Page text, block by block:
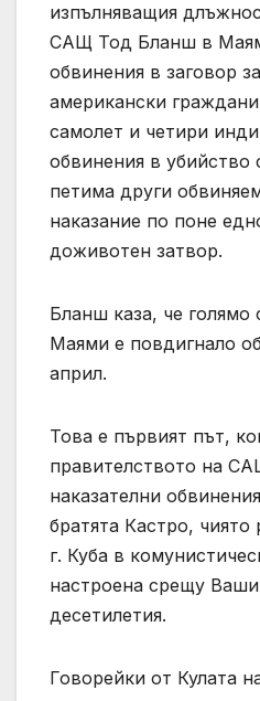
изпълняващия
САЩ Тод Бланш в
обвинения в заговор
американски
самолет и четири
обвинения в
петима други
наказание по поне
доживотен затвор.
Бланш каза, че
Маями е повдигнало
април.
Това е първият път,
правителството на
наказателни
братята Кастро,
г. Куба в
настроена срещу
десетилетия.
Говорейки от Кулата